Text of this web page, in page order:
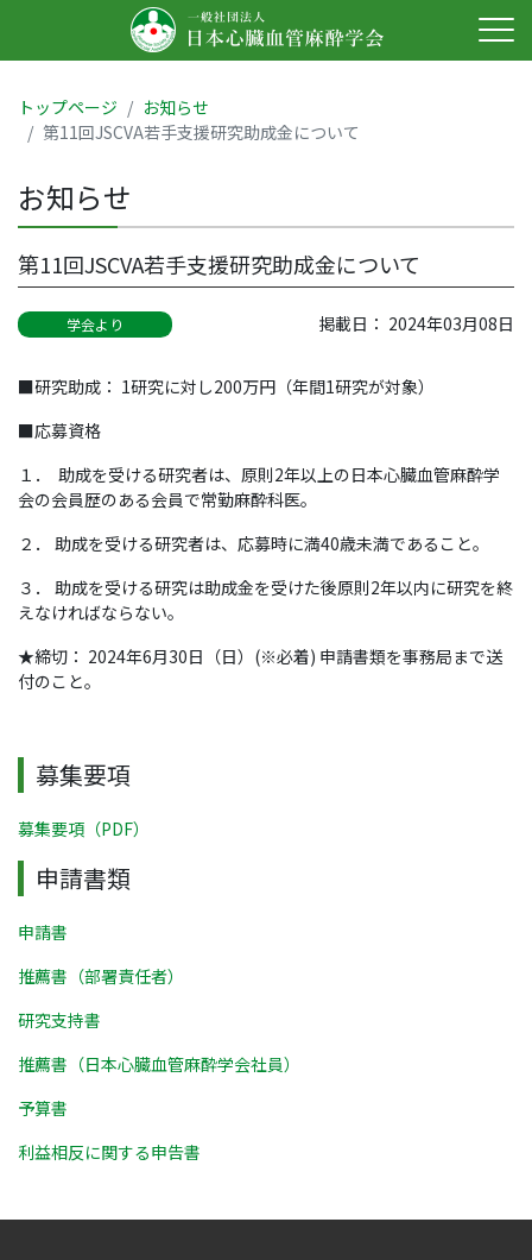
トップページ
お知らせ
第11回JSCVA若手支援研究助成金について
お知らせ
第11回JSCVA若手支援研究助成金について
学会より 掲載日： 2024年03月08日
■研究助成： 1研究に対し200万円（年間1研究が対象）
■応募資格
１． 助成を受ける研究者は、原則2年以上の日本心臓血管麻酔学
会の会員歴のある会員で常勤麻酔科医。
２． 助成を受ける研究者は、応募時に満40歳未満であること。
３． 助成を受ける研究は助成金を受けた後原則2年以内に研究を終
えなければならない。
★締切： 2024年6月30日（日）(※必着) 申請書類を事務局まで送
付のこと。
募集要項
募集要項（PDF）
申請書類
申請書
推薦書（部署責任者）
研究支持書
推薦書（日本心臓血管麻酔学会社員）
予算書
利益相反に関する申告書